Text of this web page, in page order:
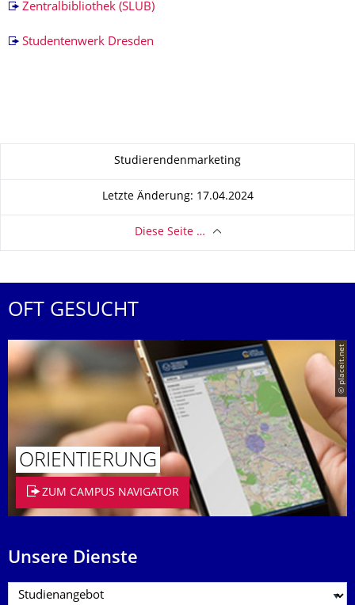
Zentralbibliothek (SLUB)
Studentenwerk Dresden
Zu dieser SeiteStudierendenmarketing
Letzte Änderung: 17.04.2024
Diese Seite …
OFT GESUCHT
© placeit.net
ORIENTIERUNG
ZUM CAMPUS NAVIGATOR
Unsere Dienste